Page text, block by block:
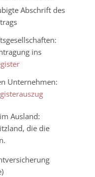
Abschrift des
ins
Unternehmen:
Ausland:
die die